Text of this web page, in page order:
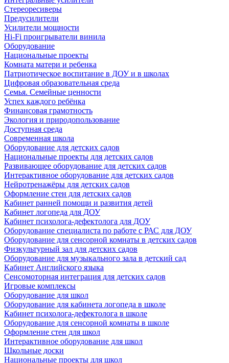
Стереоресиверы
Предусилители
Усилители мощности
Hi-Fi проигрыватели винила
Оборудование
Национальные проекты
Комната матери и ребенка
Патриотическое воспитание в ДОУ и в школах
Цифровая образовательная среда
Семья. Семейные ценности
Успех каждого ребёнка
Финансовая грамотность
Экология и природопользование
Доступная среда
Современная школа
Оборудование для детских садов
Национальные проекты для детских садов
Развивающее оборудование для детских садов
Интерактивное оборудование для детских садов
Нейротренажёры для детских садов
Оформление стен для детских садов
Кабинет ранней помощи и развития детей
Кабинет логопеда для ДОУ
Кабинет психолога-дефектолога для ДОУ
Оборудование специалиста по работе с РАС для ДОУ
Оборудование для сенсорной комнаты в детских садов
Физкультурный зал для детских садов
Оборудование для музыкального зала в детский сад
Кабинет Английского языка
Сенсомоторная интеграция для детских садов
Игровые комплексы
Оборудование для школ
Оборудование для кабинета логопеда в школе
Кабинет психолога-дефектолога в школе
Оборудование для сенсорной комнаты в школе
Оформление стен для школ
Интерактивное оборудование для школ
Школьные доски
Национальные проекты для школ